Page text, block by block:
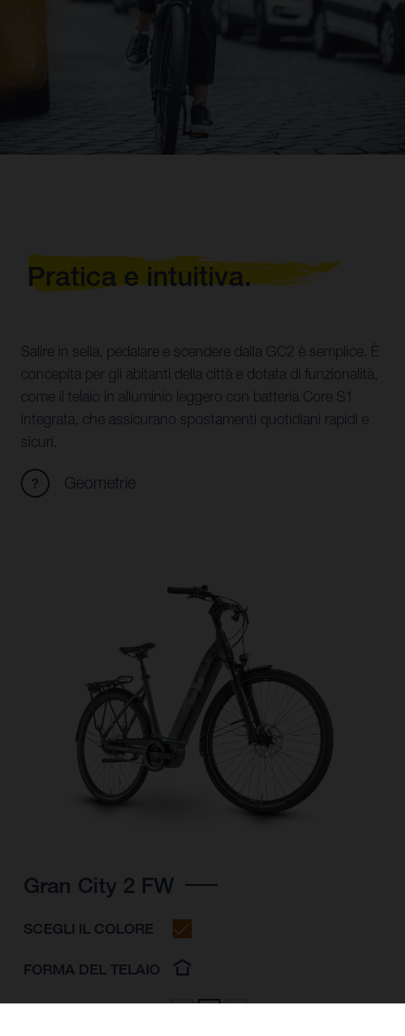
Pratica e intuitiva.
Salire in sella, pedalare e scendere dalla GC2 è semplice. È
concepita per gli abitanti della città e dotata di funzionalità,
come il telaio in alluminio leggero con batteria Core S1
integrata, che assicurano spostamenti quotidiani rapidi e
sicuri.
Geometrie
Gran City 2 FW
SCEGLI IL COLORE
FORMA DEL TELAIO